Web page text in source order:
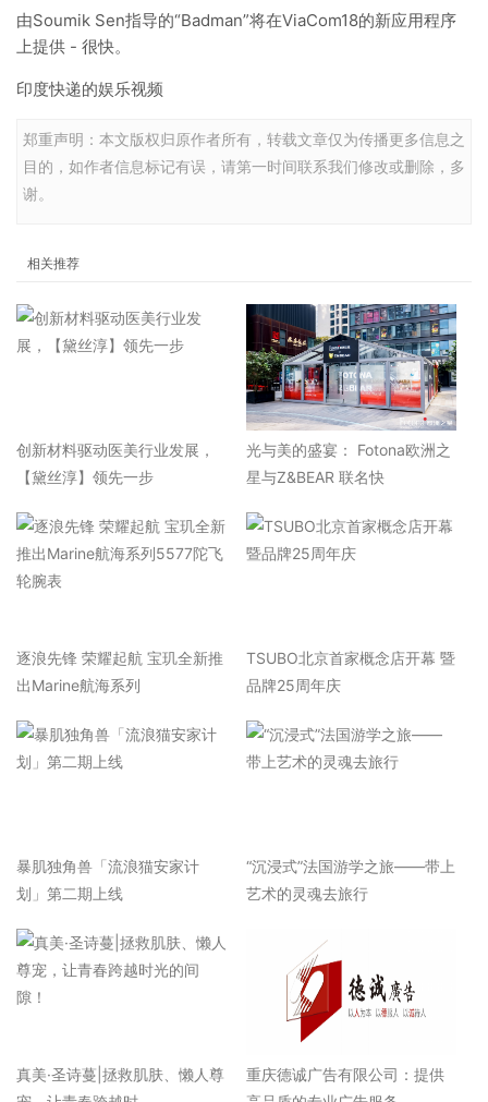
由Soumik Sen指导的“Badman”将在ViaCom18的新应用程序
上提供 - 很快。
印度快递的娱乐视频
郑重声明：本文版权归原作者所有，转载文章仅为传播更多信息之
目的，如作者信息标记有误，请第一时间联系我们修改或删除，多
谢。
相关推荐
​创新材料驱动医美行业发展，
【黛丝淳】领先一步
光与美的盛宴： Fotona欧洲之
星与Z&BEAR 联名快
逐浪先锋 荣耀起航 宝玑全新推
出Marine航海系列
TSUBO北京首家概念店开幕 暨
品牌25周年庆
暴肌独角兽「流浪猫安家计
划」第二期上线
“沉浸式”法国游学之旅——带上
艺术的灵魂去旅行
真美·圣诗蔓|拯救肌肤、懒人尊
重庆德诚广告有限公司：提供